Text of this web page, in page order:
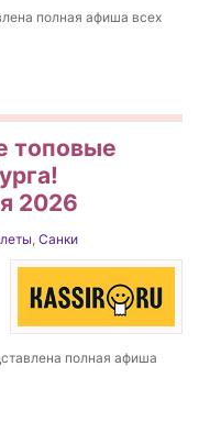
полная афиша всех
топовые
2026
, Санки
полная афиша